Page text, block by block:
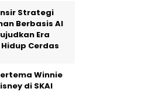
Strategi
Berbasis AI
Era
Cerdas
Winnie
di SKAI